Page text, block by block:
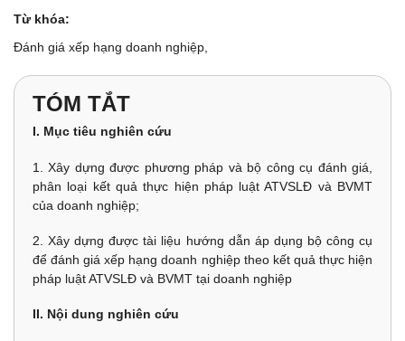
Từ khóa:
Đánh giá xếp hạng doanh nghiệp,
TÓM TẮT
I. Mục tiêu nghiên cứu
1. Xây dựng được phương pháp và bộ công cụ đánh giá,
phân loại kết quả thực hiện pháp luật ATVSLĐ và BVMT
của doanh nghiệp;
2. Xây dựng được tài liệu hướng dẫn áp dụng bộ công cụ
để đánh giá xếp hạng doanh nghiệp theo kết quả thực hiện
pháp luật ATVSLĐ và BVMT tại doanh nghiệp
II. Nội dung nghiên cứu